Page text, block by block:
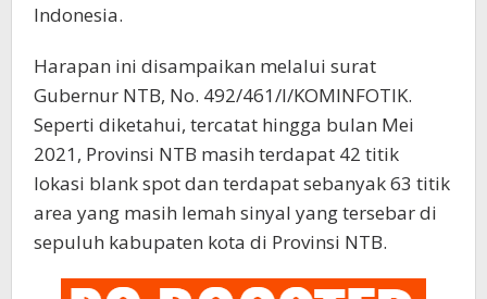
Indonesia.
Harapan ini disampaikan melalui surat
Gubernur NTB, No. 492/461/I/KOMINFOTIK.
Seperti diketahui, tercatat hingga bulan Mei
2021, Provinsi NTB masih terdapat 42 titik
lokasi blank spot dan terdapat sebanyak 63 titik
area yang masih lemah sinyal yang tersebar di
sepuluh kabupaten kota di Provinsi NTB.